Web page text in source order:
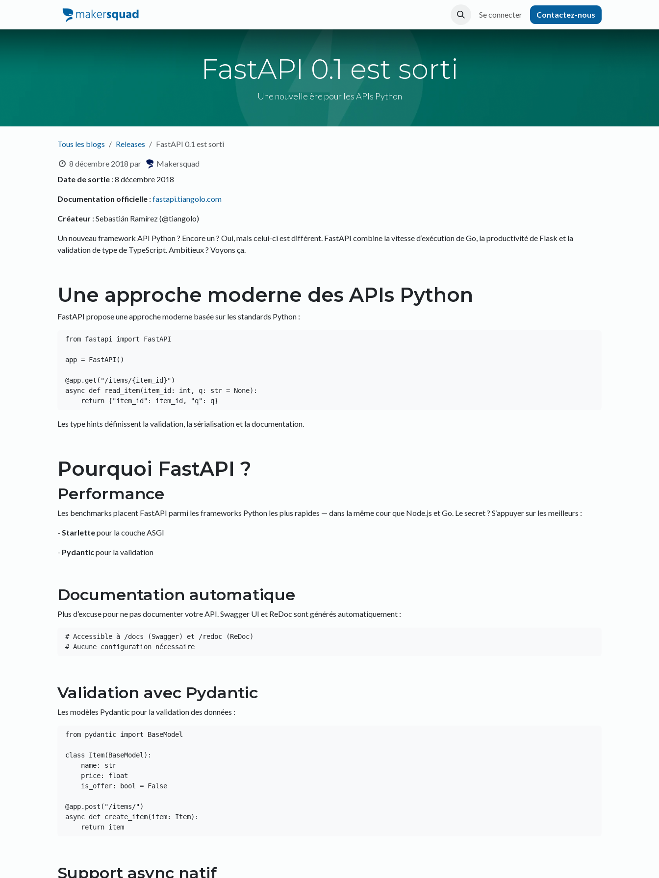
Se connecter Contactez-nous
FastAPI 0.1 est sorti
Une nouvelle ère pour les APIs Python
Tous les blogs Releases FastAPI 0.1 est sorti
8 décembre 2018 par
Makersquad
Date de sortie : 8 décembre 2018
Documentation officielle : fastapi.tiangolo.com
Créateur : Sebastián Ramírez (@tiangolo)
Un nouveau framework API Python ? Encore un ? Oui, mais celui-ci est différent. FastAPI combine la vitesse d’exécution de Go, la productivité de Flask et la
validation de type de TypeScript. Ambitieux ? Voyons ça.
Une approche moderne des APIs Python
FastAPI propose une approche moderne basée sur les standards Python :
from fastapi import FastAPI
app = FastAPI()
@app.get("/items/{item_id}")
async def read_item(item_id: int, q: str = None):
Les type hints définissent la validation, la sérialisation et la documentation.
Pourquoi FastAPI ?
Performance
Les benchmarks placent FastAPI parmi les frameworks Python les plus rapides — dans la même cour que Node.js et Go. Le secret ? S’appuyer sur les meilleurs :
- Starlettepour la couche ASGI
- Pydanticpour la validation
Documentation automatique
Plus d’excuse pour ne pas documenter votre API. Swagger UI et ReDoc sont générés automatiquement :
# Accessible à /docs (Swagger) et /redoc (ReDoc)
Validation avec Pydantic
Les modèles Pydantic pour la validation des données :
from pydantic import BaseModel
class Item(BaseModel):
@app.post("/items/")
async def create_item(item: Item):
Support async natif